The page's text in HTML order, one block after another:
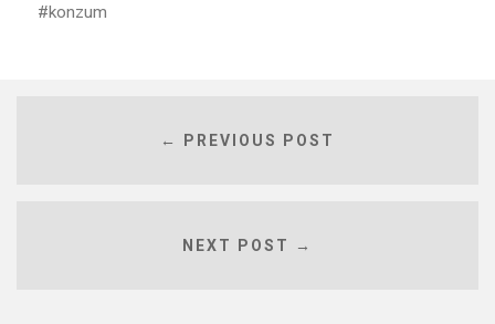
konzum
← PREVIOUS POST
NEXT POST →